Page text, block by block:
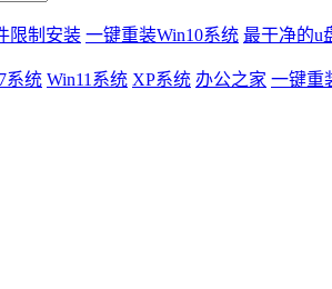
限制安装 一键重装Win10系统 最干净的u
系统 Win11系统 XP系统 办公之家 一键重